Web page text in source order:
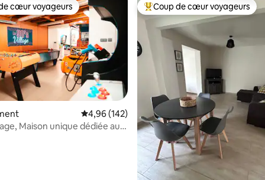
base de 120 commentaires : 4,98 sur 5
cœur voyageurs les plus appréciés
cœur voyageurs
Évaluation moyenne sur la base de 142
4,96 (142)
Maison unique dédiée aux
Coups de cœur voyageurs les
Coup de cœur voyageurs